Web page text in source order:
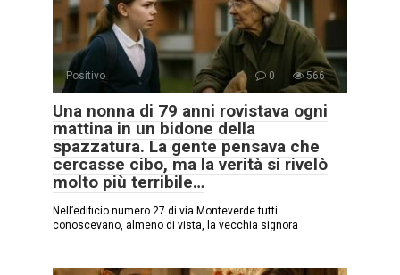
Positivo 0 566
Una nonna di 79 anni rovistava ogni
mattina in un bidone della
spazzatura. La gente pensava che
cercasse cibo, ma la verità si rivelò
molto più terribile…
Nell’edificio numero 27 di via Monteverde tutti
conoscevano, almeno di vista, la vecchia signora